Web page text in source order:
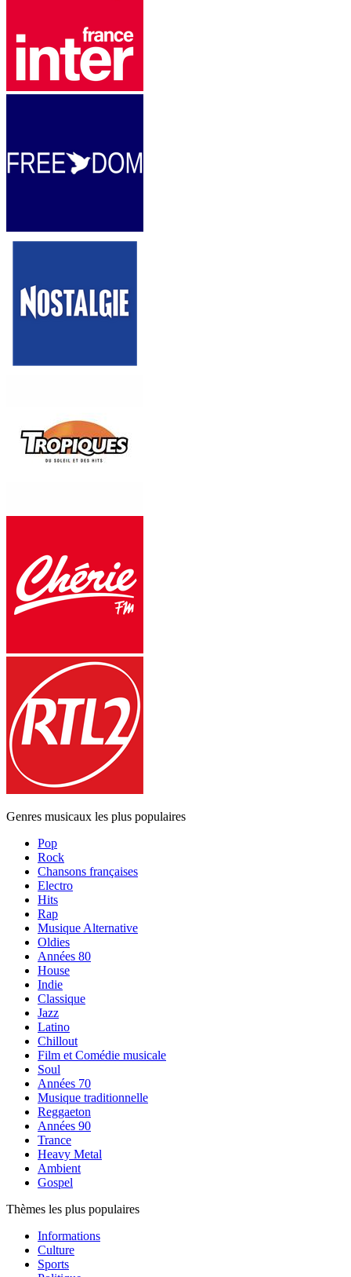
Genres musicaux les plus populaires
Pop
Rock
Chansons françaises
Electro
Hits
Rap
Musique Alternative
Oldies
Années 80
House
Indie
Classique
Jazz
Latino
Chillout
Film et Comédie musicale
Soul
Années 70
Musique traditionnelle
Reggaeton
Années 90
Trance
Heavy Metal
Ambient
Gospel
Thèmes les plus populaires
Informations
Culture
Sports